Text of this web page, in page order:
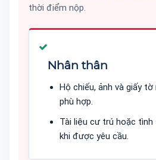
thời điểm nộp.
Nhân thân
Hộ chiếu, ảnh và giấy tờ
phù hợp.
Tài liệu cư trú hoặc tình
khi được yêu cầu.